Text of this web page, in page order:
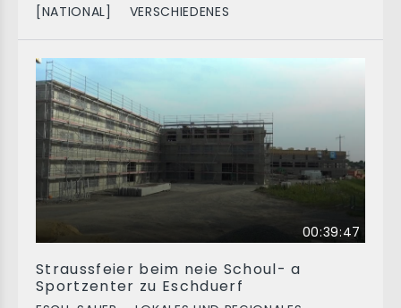
[NATIONAL] VERSCHIEDENES
00:39:47
Straussfeier beim neie Schoul- a
Sportzenter zu Eschduerf